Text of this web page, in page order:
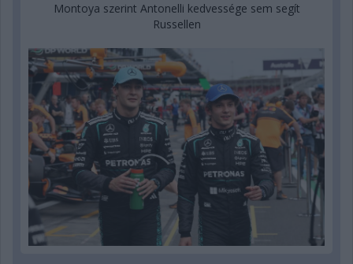
Montoya szerint Antonelli kedvessége sem segít
Russellen